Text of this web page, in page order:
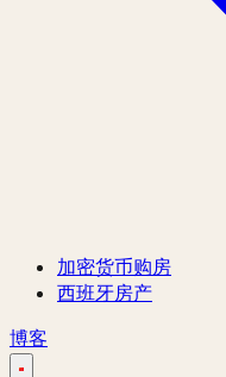
加密货币购房
西班牙房产
博客